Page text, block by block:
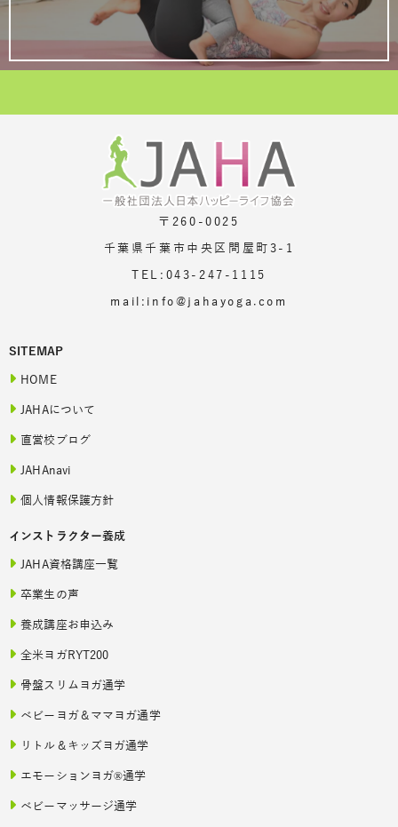
〒260-0025
千葉県千葉市中央区問屋町3-1
TEL:043-247-1115
mail:info@jahayoga.com
SITEMAP
HOME
JAHAについて
直営校ブログ
JAHAnavi
個人情報保護方針
インストラクター養成
JAHA資格講座一覧
卒業生の声
養成講座お申込み
全米ヨガRYT200
骨盤スリムヨガ通学
ベビーヨガ＆ママヨガ通学
リトル＆キッズヨガ通学
エモーションヨガ®通学
ベビーマッサージ通学